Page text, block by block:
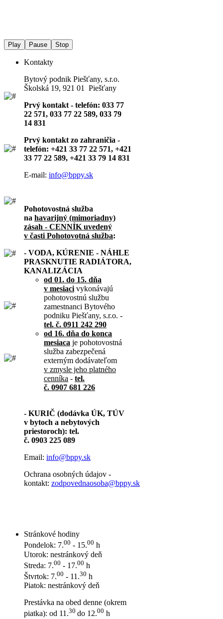
Play Pause Stop
Kontakty
Bytový podnik Piešťany, s.r.o.
Školská 19, 921 01 Piešťany
Prvý kontakt - telefón: 033 77
22 571, 033 77 22 589, 033 79
14 831
Prvý kontakt zo zahraničia -
telefón: +421 33 77 22 571, +421
33 77 22 589, +421 33 79 14 831
E-mail: info@bppy.sk
Pohotovostná služba
na havarijný (mimoriadny)
zásah - CENNÍK uvedený
v časti Pohotovotná služba:
- VODA, KÚRENIE - NÁHLE
PRASKNUTIE RADIÁTORA,
KANALIZÁCIA
od 01. do 15. dňa
v mesiaci vykonávajú
pohotovostnú službu
zamestnanci Bytového
podniku Piešťany, s.r.o. -
tel. č. 0911 242 290
od 16. dňa do konca
mesiaca je pohotovostná
služba zabezpečená
externým dodávateľom
v zmysle jeho platného
cenníka - tel.
č. 0907 681 226
- KURIČ (dodávka ÚK, TÚV
v bytoch a nebytových
priestoroch): tel.
č. 0903 225 089
Email: info@bppy.sk
Ochrana osobných údajov -
kontakt: zodpovednaosoba@bppy.sk
Stránkové hodiny
Pondelok: 7.00 - 15.00 h
Utorok: nestránkový deň
Streda: 7.00 - 17.00 h
Štvrtok: 7.00 - 11.30 h
Piatok: nestránkový deň
Prestávka na obed denne (okrem
piatka): od 11.30 do 12.00 h